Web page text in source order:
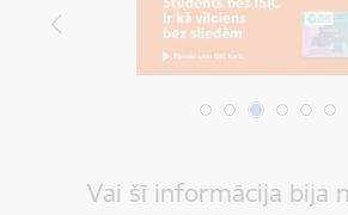
Vai šī informācija bija